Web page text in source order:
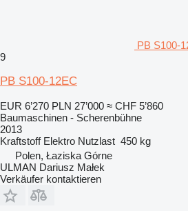
PB S100-
9
PB S100-12EC
EUR 6’270 PLN 27’000 ≈ CHF 5’860
Baumaschinen - Scherenbühne
2013
Kraftstoff Elektro Nutzlast 450 kg
Polen, Łaziska Górne
ULMAN Dariusz Małek
Verkäufer kontaktieren